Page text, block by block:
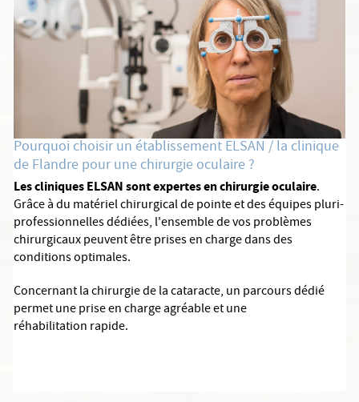
Pourquoi choisir un établissement ELSAN / la clinique
de Flandre pour une chirurgie oculaire ?
Les cliniques ELSAN sont expertes en chirurgie oculaire.
Grâce à du matériel chirurgical de pointe et des équipes pluri-
professionnelles dédiées, l'ensemble de vos problèmes
chirurgicaux peuvent être prises en charge dans des
conditions optimales.
Concernant la chirurgie de la cataracte, un parcours dédié
permet une prise en charge agréable et une
réhabilitation rapide.